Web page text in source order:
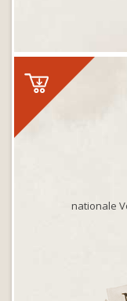
nationale